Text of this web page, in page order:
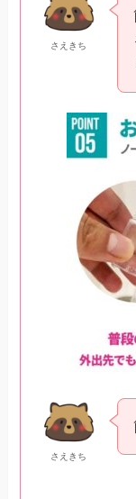
さえきち
さえきち